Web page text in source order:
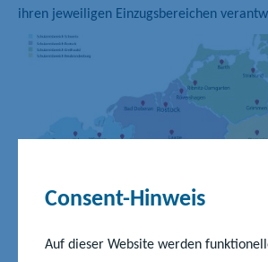
Consent-Hinweis
Auf dieser Website werden
ihren jeweiligen Einzugsbereichen
©Ministerium für Bildung